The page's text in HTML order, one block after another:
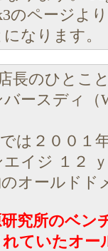
のページよ
なります。
長のひとこ
バースディ（
では２００１
エイジ １２
のオールドド
究所のベン
ていたオー